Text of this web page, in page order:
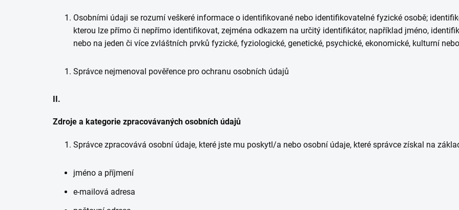
Osobními údaji se rozumí veškeré informace o identifikované nebo identifikovatelné fyzické osobě;
kterou lze přímo či nepřímo identifikovat, zejména odkazem na určitý identifikátor, například jméno,
nebo na jeden či více zvláštních prvků fyzické, fyziologické, genetické, psychické, ekonomické, kulturní
Správce nejmenoval pověřence pro ochranu osobních údajů
II.
Zdroje a kategorie zpracovávaných osobních údajů
Správce zpracovává osobní údaje, které jste mu poskytl/a nebo osobní údaje, které správce získal na
jméno a příjmení
e-mailová adresa